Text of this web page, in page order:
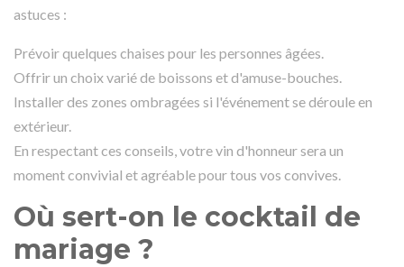
astuces :
Prévoir quelques chaises pour les personnes âgées.
Offrir un choix varié de boissons et d'amuse-bouches.
Installer des zones ombragées si l'événement se déroule en
extérieur.
En respectant ces conseils, votre vin d'honneur sera un
moment convivial et agréable pour tous vos convives.
Où sert-on le cocktail de
mariage ?